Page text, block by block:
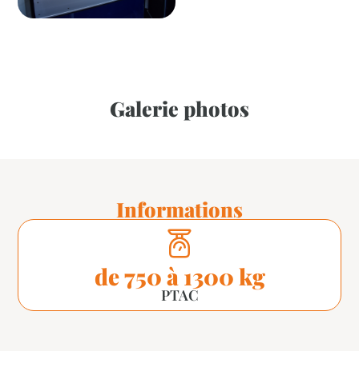
Galerie photos
Informations
de 750 à 1300 kg
PTAC